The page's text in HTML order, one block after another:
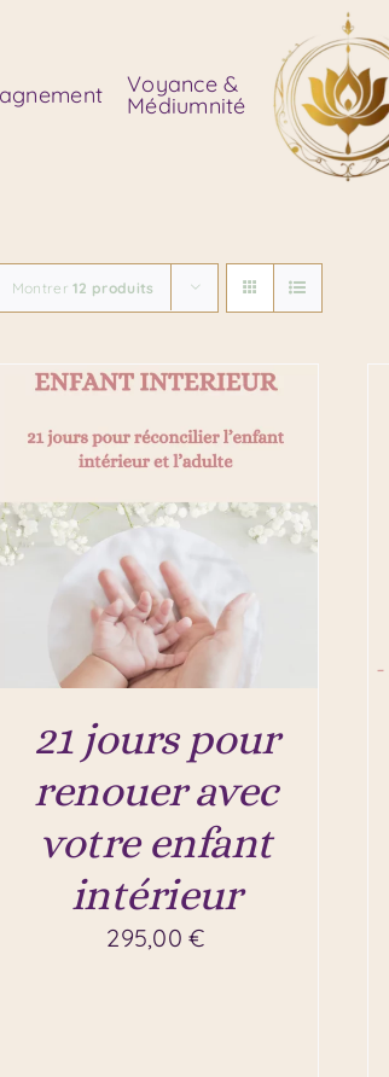
Voyance &
Médiumnité
Montrer12 produits
21 jours pour
renouer avec
votre enfant
intérieur
295,00€